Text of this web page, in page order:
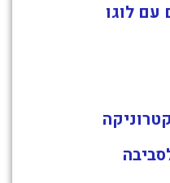
עם לוגו